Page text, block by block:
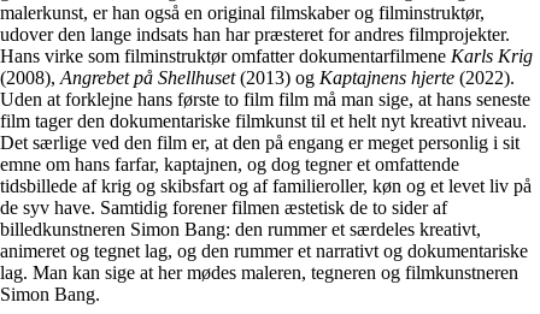
malerkunst, er han også en original filmskaber og filminstruktør,
udover den lange indsats han har præsteret for andres filmprojekter.
Hans virke som filminstruktør omfatter dokumentarfilmene Karls Krig
(2008), Angrebet på Shellhuset(2013) og Kaptajnens hjerte (2022).
Uden at forklejne hans første to film film må man sige, at hans seneste
film tager den dokumentariske filmkunst til et helt nyt kreativt niveau.
Det særlige ved den film er, at den på engang er meget personlig i sit
emne om hans farfar, kaptajnen, og dog tegner et omfattende
tidsbillede af krig og skibsfart og af familieroller, køn og et levet liv på
de syv have. Samtidig forener filmen æstetisk de to sider af
billedkunstneren Simon Bang: den rummer et særdeles kreativt,
animeret og tegnet lag, og den rummer et narrativt og dokumentariske
lag. Man kan sige at her mødes maleren, tegneren og filmkunstneren
Simon Bang.